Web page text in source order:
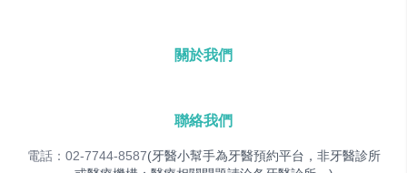
關於我們
聯絡我們
電話：02-7744-8587(牙醫小幫手為牙醫預約平台，非牙醫診所